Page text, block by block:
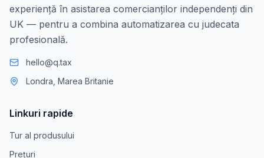
experiență în asistarea comercianților independenți din
UK — pentru a combina automatizarea cu judecata
profesională.
hello@q.tax
Londra, Marea Britanie
Linkuri rapide
Tur al produsului
Prețuri